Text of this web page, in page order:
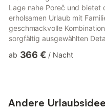
Lage nahe Poreč und bietet
erholsamen Urlaub mit
geschmackvolle
sorgfältig ausgewählten
über vier komfortable
einem Essbereich v...
ab 366 € / Nacht
Andere